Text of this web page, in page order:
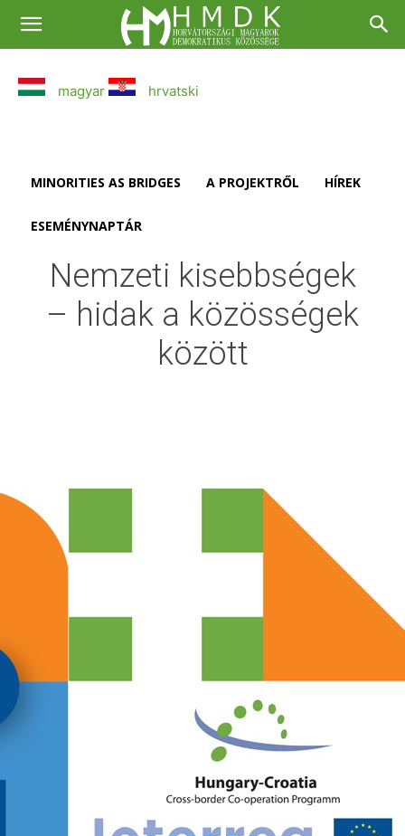
magyar hrvatski
MINORITIES AS BRIDGES A PROJEKTRŐL HÍREK
ESEMÉNYNAPTÁR
Nemzeti kisebbségek
– hidak a közösségek
között